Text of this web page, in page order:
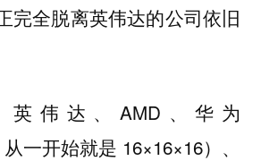
完全脱离英伟达的公司依旧
伟达、AMD、华为
从一开始就是 16×16×16）、